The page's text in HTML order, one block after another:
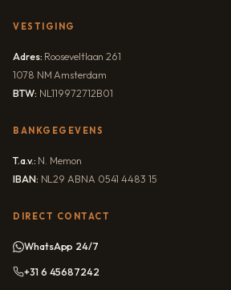
VESTIGING
Adres: Rooseveltlaan 261
1078 NM Amsterdam
BTW: NL119972712B01
BANKGEGEVENS
T.a.v.: N. Memon
IBAN: NL29 ABNA 0541 4483 15
DIRECT CONTACT
WhatsApp 24/7
+31 6 45687242